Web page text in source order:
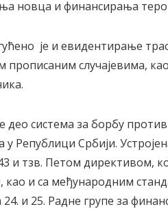
новца и финансирања
је и евидентирање
прописаним случајевима,
део система за борбу
Републици Србији.
и тзв. Петом директивом,
и са међународним
и 25. Радне групе за